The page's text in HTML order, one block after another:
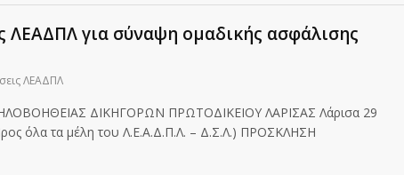
ΛΕΑΔΠΛ για σύναψη ομαδικής ασφάλισης
ΛΕΑΔΠΛ
ΔΙΚΗΓΟΡΩΝ ΠΡΩΤΟΔΙΚΕΙΟΥ ΛΑΡΙΣΑΣ Λάρισα 29
όλα τα μέλη του Λ.Ε.Α.Δ.Π.Λ. – Δ.Σ.Λ.) ΠΡΟΣΚΛΗΣΗ